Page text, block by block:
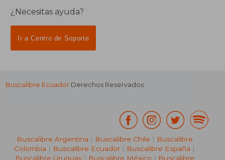
¿Necesitas ayuda?
Ir a Centro de Soporte
Buscalibre Ecuador Derechos Reservados.
Buscalibre Argentina | Buscalibre Chile | Buscalibre
Colombia | Buscalibre Ecuador | Buscalibre España |
Buscalibre Uruguay| Buscalibre México | Buscalibre